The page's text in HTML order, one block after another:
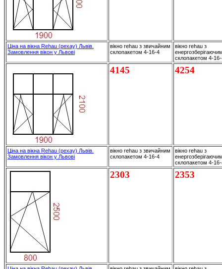
Ціна на вікна Rehau (рехау) Львів.
Замовлення вікон у Львові
вікно rehau з звичайним
склопакетом 4-16-4
вікно rehau з
склопакетом 4-
4145 4254
Ціна на вікна Rehau (рехау) Львів.
Замовлення вікон у Львові
вікно rehau з звичайним
склопакетом 4-16-4
вікно rehau з
склопакетом 4-
2303 2353